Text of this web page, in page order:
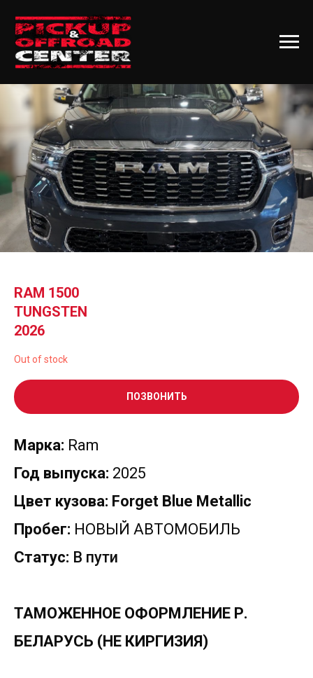
RAM 1500
TUNGSTEN
2026
Out of stock
ПОЗВОНИТЬ
Марка: Ram
Год выпуска: 2025
Цвет кузова: Forget Blue Metallic
Пробег: НОВЫЙ АВТОМОБИЛЬ
Статус: В пути
ТАМОЖЕННОЕ ОФОРМЛЕНИЕ Р.
БЕЛАРУСЬ (НЕ КИРГИЗИЯ)